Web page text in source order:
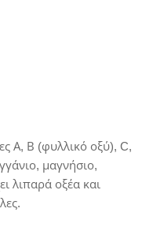
Α, Β (φυλλικό οξύ), C,
μαγνήσιο,
λιπαρά οξέα και